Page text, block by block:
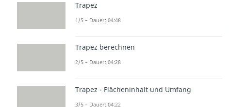
Trapez
1/5 – Dauer: 04:48
Trapez berechnen
2/5 – Dauer: 04:28
Trapez - Flächeninhalt und Umfang
3/5 – Dauer: 04:22